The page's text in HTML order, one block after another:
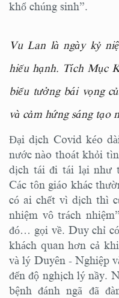
khổ chúng sinh”.
Vu Lan là ngày kỷ
hiếu hạnh. Tích Mục
biểu tưởng bái vọng
và cảm hứng sáng tạo
Đại dịch Covid kéo
nước nào thoát khỏi
dịch tái đi tái lại như
Các tôn giáo khác
có ai chết vì dịch thì
nhiệm vô trách
đó… gọi về. Duy chỉ
khách quan hơn cả
và lý Duyên - Nghiệp
đến độ nghịch lý nầy.
bệnh đánh ngã đã